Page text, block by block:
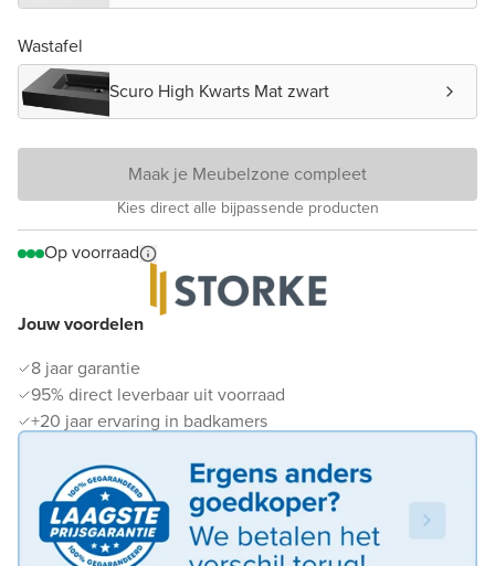
Jouw voordelen
8 jaar garantie
95% direct leverbaar uit voorraad
+20 jaar ervaring in badkamers
Wastafel
Scuro High Kwarts Mat zwart
Maak je Meubelzone compleet
Kies direct alle bijpassende producten
Op voorraad